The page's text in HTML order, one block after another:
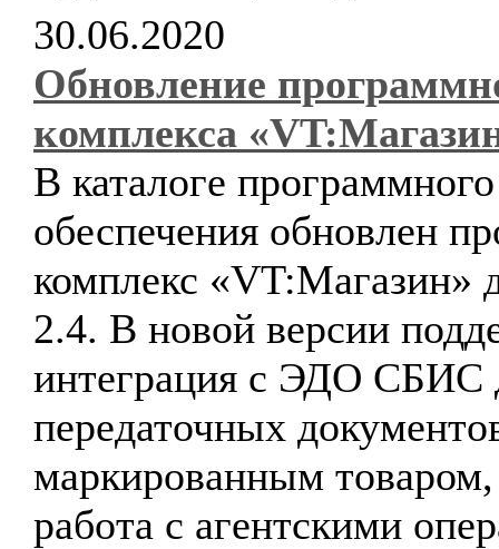
30.06.2020
Обновление
комплекса
В каталоге программного
обеспечения обновлен
комплекс «VT:Магазин»
2.4. В новой версии
интеграция с ЭДО СБИС
передаточных
маркированным товаром,
работа с агентскими